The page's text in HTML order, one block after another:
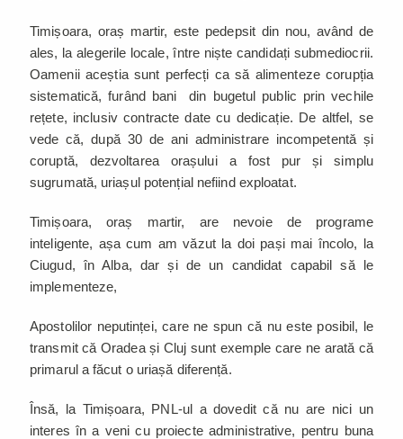
Timișoara, oraș martir, este pedepsit din nou, având de
ales, la alegerile locale, între niște candidați submediocrii.
Oamenii aceștia sunt perfecți ca să alimenteze corupția
sistematică, furând bani din bugetul public prin vechile
rețete, inclusiv contracte date cu dedicație. De altfel, se
vede că, după 30 de ani administrare incompetentă și
coruptă, dezvoltarea orașului a fost pur și simplu
sugrumată, uriașul potențial nefiind exploatat.
Timișoara, oraș martir, are nevoie de programe
inteligente, așa cum am văzut la doi pași mai încolo, la
Ciugud, în Alba, dar și de un candidat capabil să le
implementeze,
Apostolilor neputinței, care ne spun că nu este posibil, le
transmit că Oradea și Cluj sunt exemple care ne arată că
primarul a făcut o uriașă diferență.
Însă, la Timișoara, PNL-ul a dovedit că nu are nici un
interes în a veni cu proiecte administrative, pentru buna